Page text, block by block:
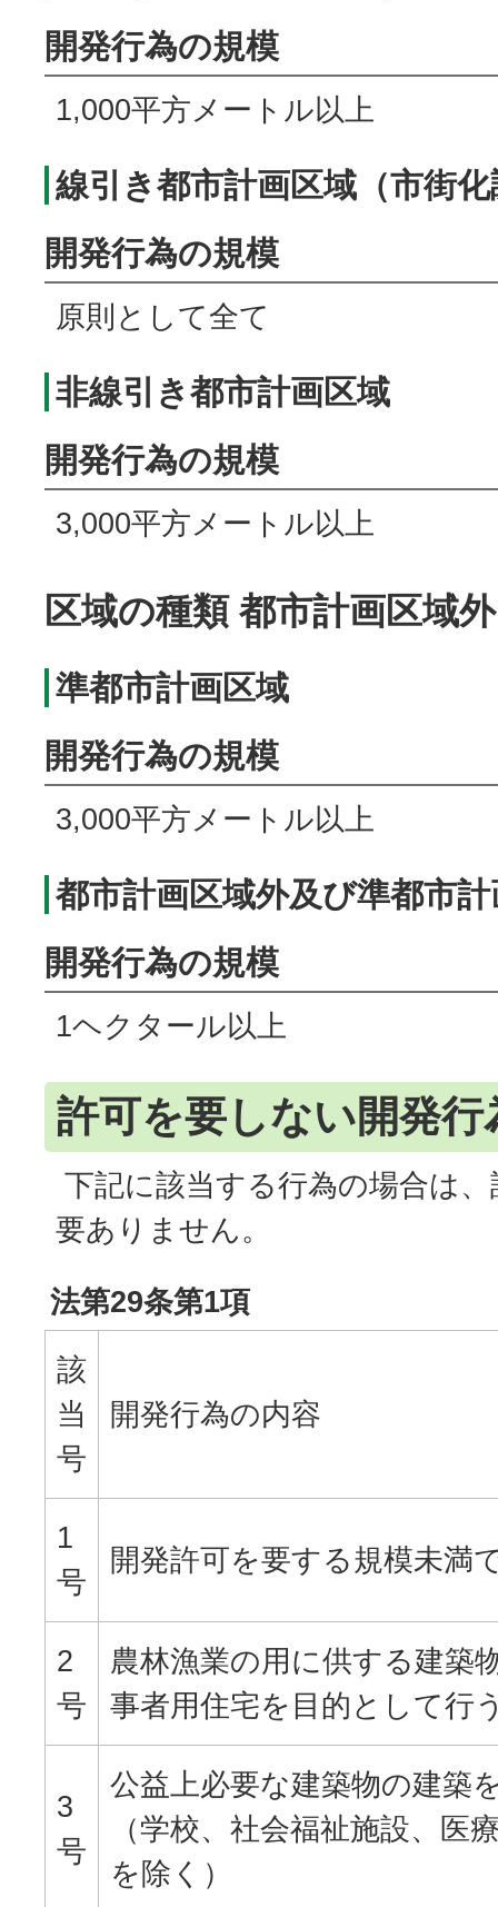
開発行為の規模
1,000平方メートル以上
線引き都市計画区域（市街
開発行為の規模
原則として全て
非線引き都市計画区域
開発行為の規模
3,000平方メートル以上
区域の種類 都市計画区域外
準都市計画区域
開発行為の規模
3,000平方メートル以上
都市計画区域外及び準都市
開発行為の規模
1ヘクタール以上
許可を要しない開発行
下記に該当する行為の場合は
要ありません。
法第29条第1項
該
当
号
開発行為の内容
1
号
開発許可を要する規模未満
2
号
農林漁業の用に供する建築
事者用住宅を目的として行
3
号
公益上必要な建築物の建築
（学校、社会福祉施設、医
を除く）